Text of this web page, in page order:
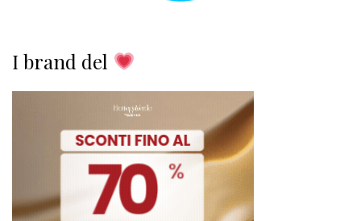
I brand del